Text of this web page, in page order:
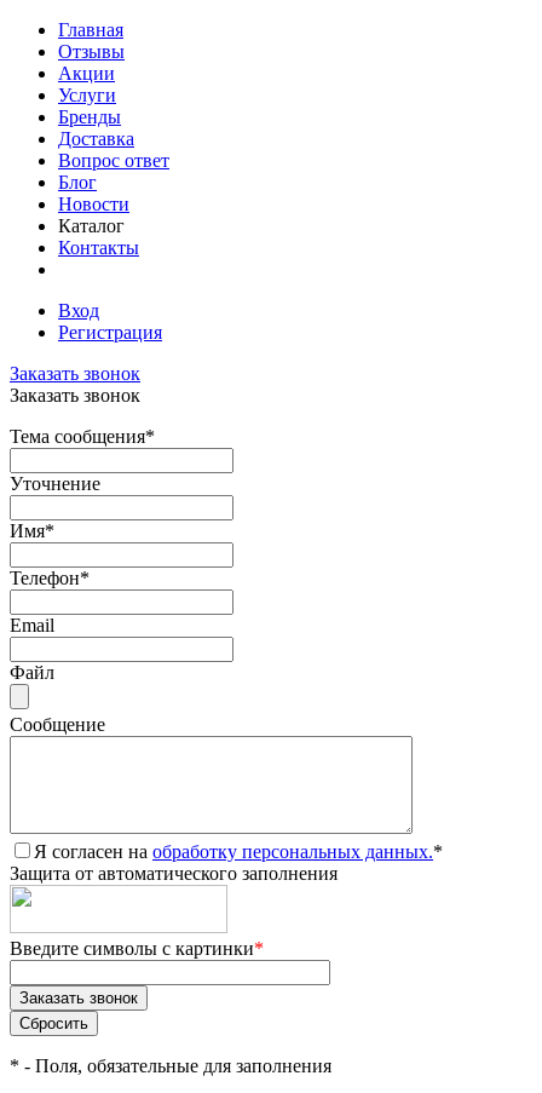
Главная
Отзывы
Акции
Услуги
Бренды
Доставка
Вопрос ответ
Блог
Новости
Каталог
Контакты
Вход
Регистрация
Заказать звонок
Заказать звонок
Тема сообщения*
Уточнение
Имя*
Телефон*
Email
Файл
Сообщение
Я согласен на обработку персональных данных.*
Защита от автоматического заполнения
Введите символы с картинки*
* - Поля, обязательные для заполнения